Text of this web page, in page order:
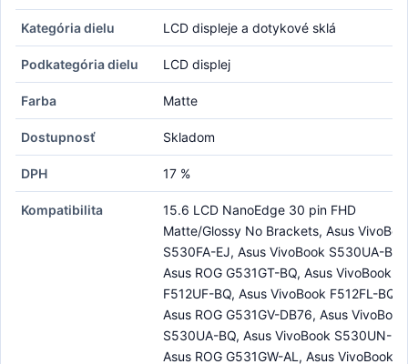
Kategória dielu LCD displeje a dotykové sklá
Podkategória dielu LCD displej
Farba Matte
Dostupnosť Skladom
DPH 17 %
Kompatibilita
15.6 LCD NanoEdge 30 pin FHD
Matte/Glossy No Brackets, Asus
S530FA-EJ, Asus VivoBook S530UA-BR,
Asus ROG G531GT-BQ, Asus VivoBook
F512UF-BQ, Asus VivoBook F512FL-BQ,
Asus ROG G531GV-DB76, Asus VivoBook
S530UA-BQ, Asus VivoBook S530UN-
Asus ROG G531GW-AL, Asus VivoBook